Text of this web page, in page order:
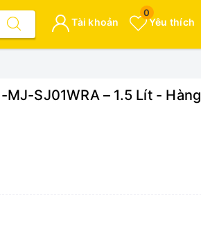
Yêu thích
0
Tài khoản
SJ01WRA – 1.5 Lít - Hàng